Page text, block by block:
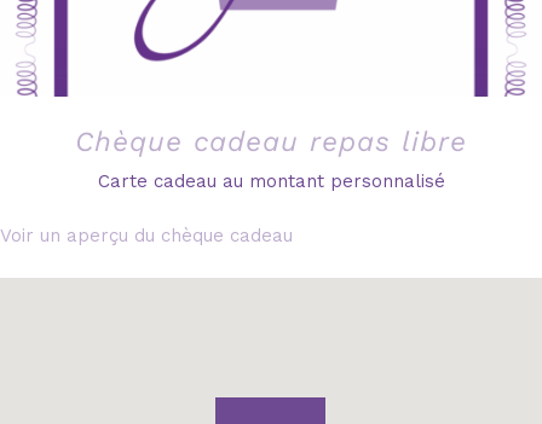
Chèque cadeau repas libre
Carte cadeau au montant personnalisé
Voir un aperçu du chèque cadeau